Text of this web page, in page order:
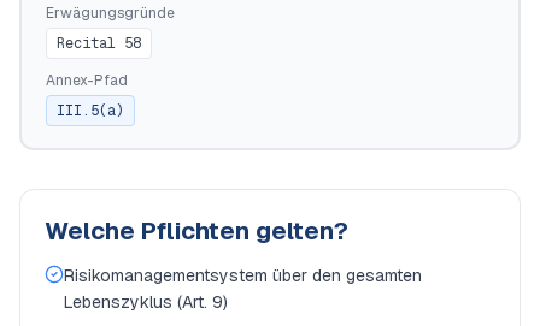
Erwägungsgründe
Recital 58
Annex-Pfad
III.5(a)
Welche Pflichten gelten?
Risikomanagementsystem über den gesamten
Lebenszyklus (Art. 9)